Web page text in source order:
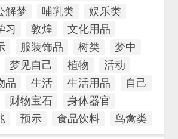
解梦 哺乳类
娱乐类
习 敦煌
文化用品
服装饰品 树类
梦中
梦见自己 植物
活动
品 生活 生活用品
自己
财物宝石
身体器官
预示 食品饮料 鸟禽类